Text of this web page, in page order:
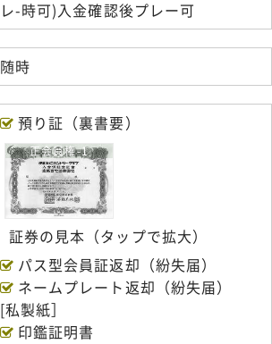
レ-時可)入金確認後プレー可
随時
預り証（裏書要）
正会員権-1
証券の見本（タップで拡大）
パス型会員証返却（紛失届）
ネームプレート返却（紛失届）
[私製紙］
印鑑証明書